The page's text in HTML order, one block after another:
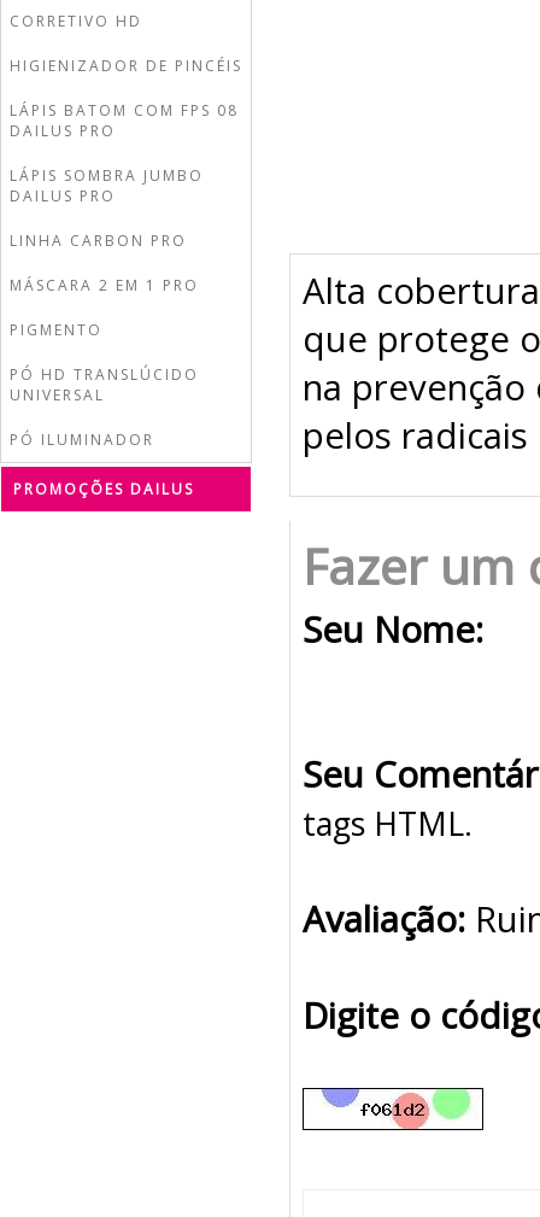
CORRETIVO HD
HIGIENIZADOR DE PINCÉIS
LÁPIS BATOM COM FPS 08
DAILUS PRO
LÁPIS SOMBRA JUMBO
DAILUS PRO
LINHA CARBON PRO
MÁSCARA 2 EM 1 PRO
PIGMENTO
PÓ HD TRANSLÚCIDO
UNIVERSAL
PÓ ILUMINADOR
PROMOÇÕES DAILUS
Alta
que protege
na
pelos radicais
Fazer um
Seu Nome:
Seu
tags HTML.
Avaliação:
Digite o